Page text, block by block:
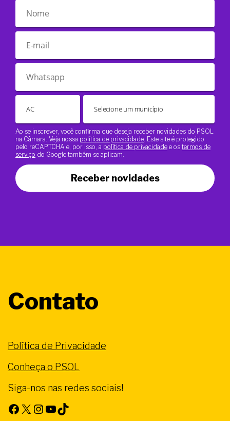
Ao se inscrever, você confirma que deseja receber novidades do PSOL
na Câmara. Veja nossa política de privacidade . Este site é protegido
pelo reCAPTCHA e, por isso, a política de privacidade e os termos de
serviço do Google também se aplicam.
Receber novidades
Contato
Política de Privacidade
Conheça o PSOL
Siga-nos nas redes sociais!
Facebook X Instagram Youtube TikTok